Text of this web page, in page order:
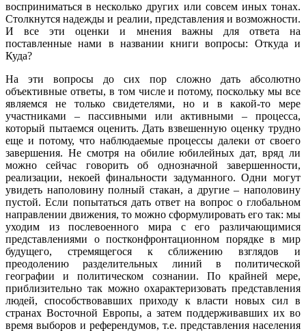
восприниматься в несколько других или совсем иных тонах.
Столкнутся надежды и реалии, представления и возможности.
И все эти оценки и мнения важны для ответа на
поставленные нами в названии книги вопросы: Откуда и
Куда?
На эти вопросы до сих пор сложно дать абсолютно
объективные ответы, в том числе и потому, поскольку мы все
являемся не только свидетелями, но и в какой-то мере
участниками – пассивными или активными – процесса,
который пытаемся оценить. Дать взвешенную оценку трудно
еще и потому, что наблюдаемые процессы далеки от своего
завершения. Не смотря на обилие юбилейных дат, вряд ли
можно сейчас говорить об однозначной завершенности,
реализации, некоей финальности задуманного. Одни могут
увидеть наполовину полный стакан, а другие – наполовину
пустой. Если попытаться дать ответ на вопрос о глобальном
направлении движения, то можно сформулировать его так: мы
уходим из послевоенного мира с его различающимися
представлениями о постконфронтационном порядке в мир
будущего, стремящегося к сближению взглядов и
преодолению разделительных линий в политической
географии и политическом сознании. По крайней мере,
приблизительно так можно охарактеризовать представления
людей, способствовавших приходу к власти новых сил в
странах Восточной Европы, а затем поддерживавших их во
время выборов и референдумов, т.е. представления населения